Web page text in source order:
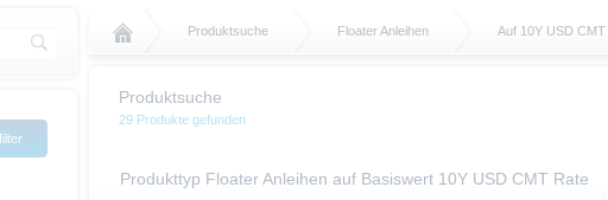
Produktsuche Floater Anleihen Auf 10Y USD
Produktsuche
29 Produkte gefunden
Produkttyp Floater Anleihen auf Basiswert 10Y USD CMT Rate